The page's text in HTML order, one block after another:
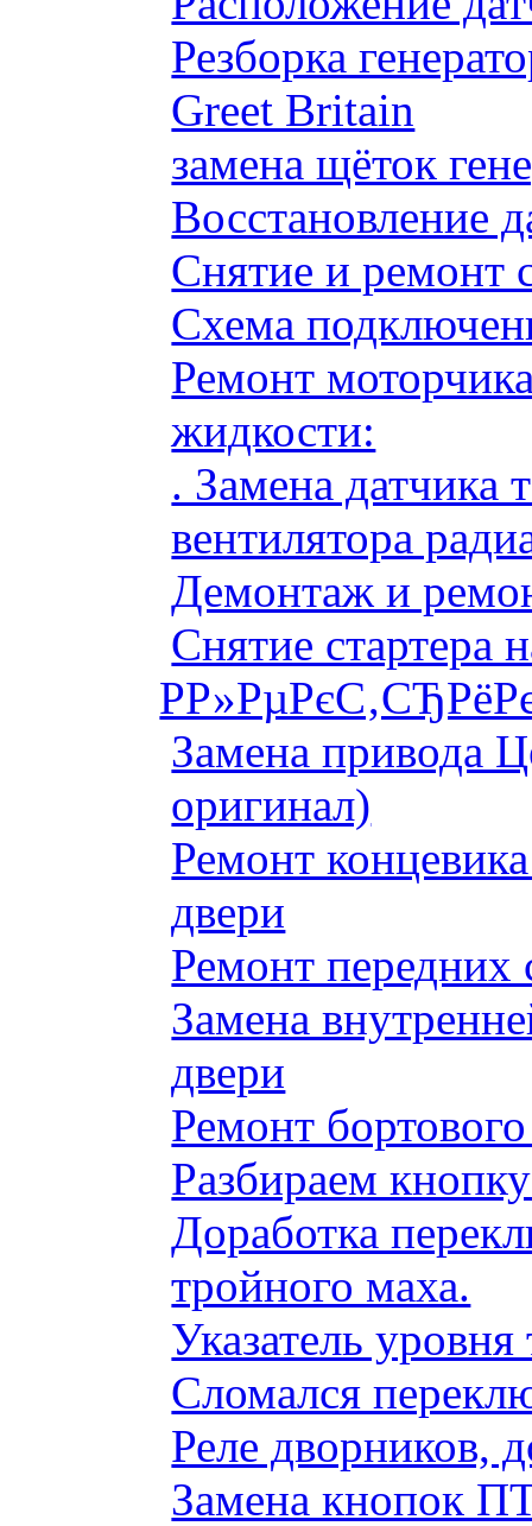
Резборка
Greet Britain
замена щёток
Восстановление
Снятие и ремонт
Схема
Ремонт
жидкости:
. Замена
вентилятора
Демонтаж и
Снятие
Замена привода
оригинал)
Ремонт
двери
Ремонт передних
Замена
двери
Ремонт
Разбираем
Доработка
тройного маха.
Указатель
Сломался
Реле дворников,
Замена кнопок